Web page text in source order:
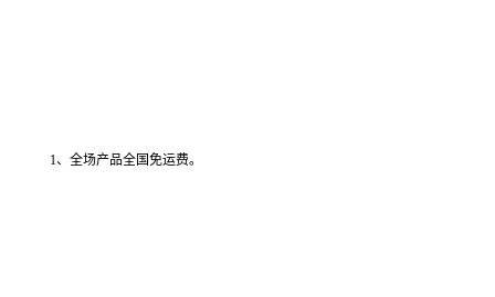
1、全场产品全国免运费。